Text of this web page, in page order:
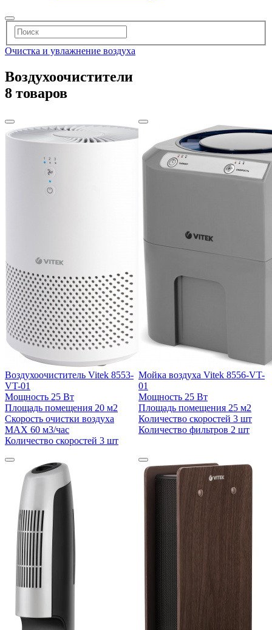
Очистка и увлажнение воздуха
Воздухоочистители
8 товаров
Воздухоочиститель Vitek 8553-
VT-01
Мощность 25 Вт
Площадь помещения 20 м2
Скорость очистки воздуха
MAX 60 м3/час
Количество скоростей 3 шт
Мойка воздуха Vitek 8556-VT-
01
Мощность 25 Вт
Площадь помещения 25 м2
Количество скоростей 3 шт
Количество фильтров 2 шт